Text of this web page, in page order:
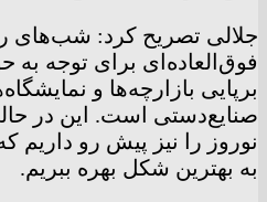
جلالی تصریح کرد:
فوق‌العاده‌ای برای توجه به
برپایی بازارچه‌ها و
صنایع‌دستی است. این در
نوروز را نیز پیش رو داریم
به بهترین شکل بهره ببریم.